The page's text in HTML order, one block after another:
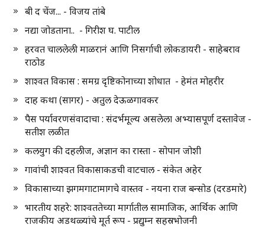
बी द चेंज... - विजय तांबे
नद्या जोडताना.. - गिरीश घ. पाटील
हरवत चाललेली माळरानं आणि निसर्गाची लोकडायरी - साहेबराव
राठोड
शाश्वत विकास : समग्र दृष्टिकोनाच्या शोधात - हेमंत मोहरीर
दाह कथा (सागर) - अतुल देऊळगावकर
पैस पर्यावरणसंवादाचा : संदर्भमूल्य असलेला अभ्यासपूर्ण दस्तावेज -
सतीश लळीत
कलयुग की दहलीज, अज्ञान का रास्ता - सोपान जोशी
गावांची शाश्वत विकासाकडची वाटचाल - संकेत अहेर
विकासाच्या झगमगाटामागचे वास्तव - नयना राज बन्सोड (दरडमारे)
भारतीय शहरे: शाश्वततेच्या मार्गातील सामाजिक, आर्थिक आणि
राजकीय अडथळ्यांचे मूर्त रूप - प्रद्युम्न सहस्रभोजनी